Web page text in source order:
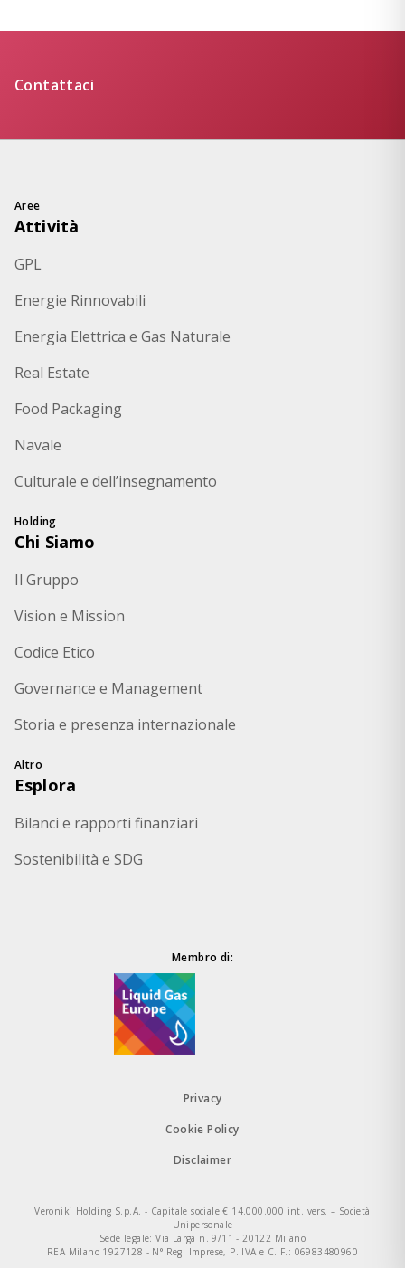
Contattaci
Aree
Attività
GPL
Energie Rinnovabili
Energia Elettrica e Gas Naturale
Real Estate
Food Packaging
Navale
Culturale e dell’insegnamento
Holding
Chi Siamo
Il Gruppo
Vision e Mission
Codice Etico
Governance e Management
Storia e presenza internazionale
Altro
Esplora
Bilanci e rapporti finanziari
Sostenibilità e SDG
Membro di:
Privacy
Cookie Policy
Disclaimer
Veroniki Holding S.p.A. - Capitale sociale € 14.000.000 int. vers. – Società
Unipersonale
Sede legale: Via Larga n. 9/11 - 20122 Milano
REA Milano 1927128 - N° Reg. Imprese, P. IVA e C. F.: 06983480960